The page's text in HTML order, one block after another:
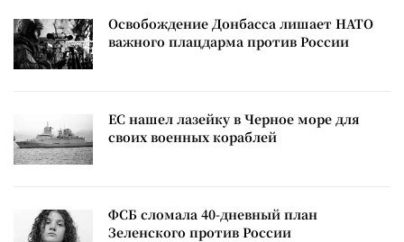
Освобождение Донбасса лишает НАТО
важного плацдарма против России
ЕС нашел лазейку в Черное море для
своих военных кораблей
ФСБ сломала 40-дневный план
Зеленского против России